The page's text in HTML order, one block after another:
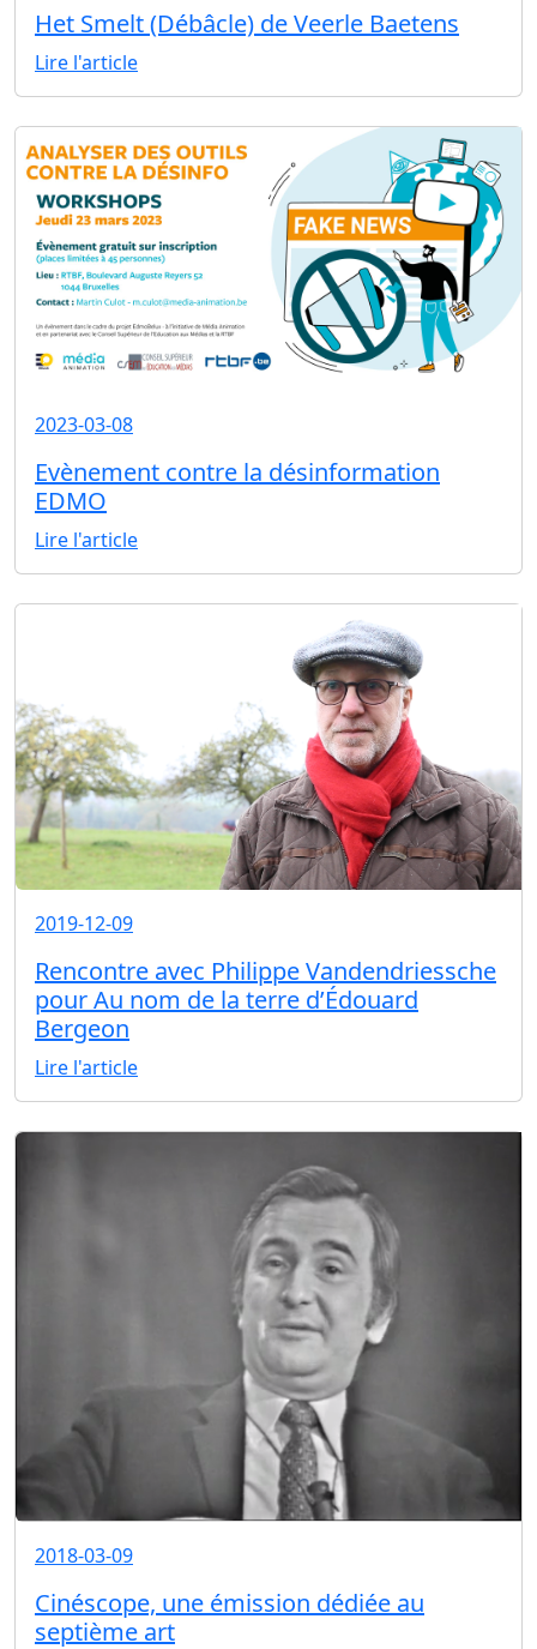
Het Smelt (Débâcle) de Veerle Baetens
Lire l'article
2023-03-08
Evènement contre la désinformation
EDMO
Lire l'article
2019-12-09
Rencontre avec Philippe Vandendriessche
pour Au nom de la terre d’Édouard
Bergeon
Lire l'article
2018-03-09
Cinéscope, une émission dédiée au
septième art